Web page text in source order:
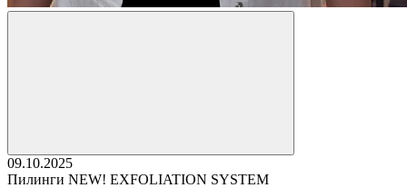
09.10.2025
Пилинги NEW! EXFOLIATION SYSTEM